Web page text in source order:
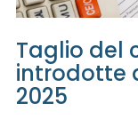
Taglio del
introdotte
2025